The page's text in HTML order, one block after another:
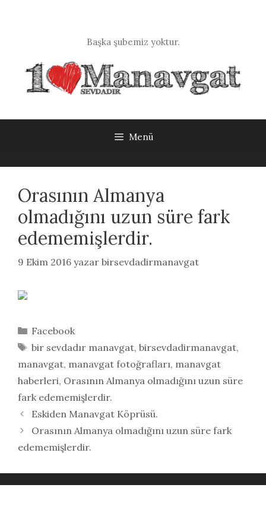
Başka şubemiz yoktur.
Menü
Orasının Almanya
olmadığını uzun süre fark
edememişlerdir.
9 Ekim 2016 yazar birsevdadirmanavgat
Kategoriler
Facebook
Etiketler
bir sevdadır manavgat, birsevdadirmanavgat,
manavgat, manavgat fotoğrafları, manavgat
haberleri, Orasının Almanya olmadığını uzun süre
fark edememişlerdir.
Eskiden Manavgat Köprüsü.
Orasının Almanya olmadığını uzun süre fark
edememişlerdir.